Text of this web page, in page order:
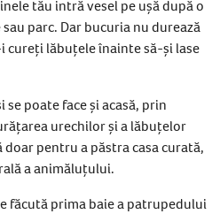
tău intră vesel pe ușă după o
parc. Dar bucuria nu durează
cureți lăbuțele înainte să-și lase
poate face și acasă, prin
urechilor și a lăbuțelor
pentru a păstra casa curată,
a animăluțului.
făcută prima baie a patrupedului